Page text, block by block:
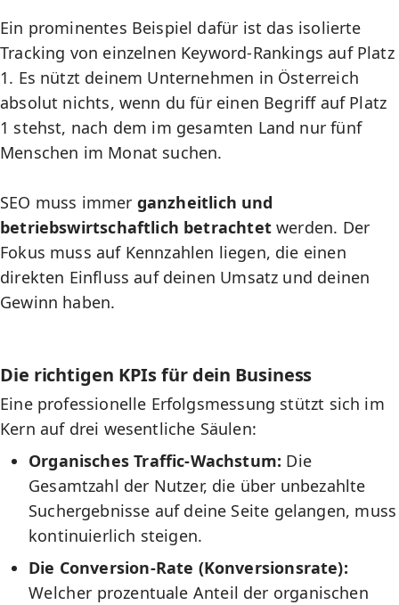
Ein prominentes Beispiel dafür ist das isolierte
Tracking von einzelnen Keyword-Rankings auf Platz
1. Es nützt deinem Unternehmen in Österreich
absolut nichts, wenn du für einen Begriff auf Platz
1 stehst, nach dem im gesamten Land nur fünf
Menschen im Monat suchen.
SEO muss immer ganzheitlich und
betriebswirtschaftlich betrachtetwerden. Der
Fokus muss auf Kennzahlen liegen, die einen
direkten Einfluss auf deinen Umsatz und deinen
Gewinn haben.
Die richtigen KPIs für dein Business
Eine professionelle Erfolgsmessung stützt sich im
Kern auf drei wesentliche Säulen:
Organisches Traffic-Wachstum: Die
Gesamtzahl der Nutzer, die über unbezahlte
Suchergebnisse auf deine Seite gelangen, muss
kontinuierlich steigen.
Die Conversion-Rate (Konversionsrate):
Welcher prozentuale Anteil der organischen